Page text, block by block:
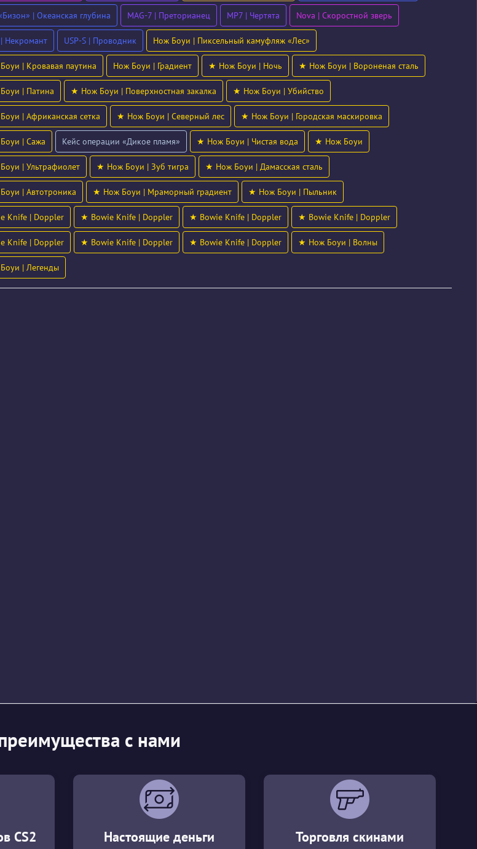
| Океанская глубина MAG-7 | Преторианец MP7 | Чертята Nova | Скоростной зверь
Некромант USP-S | Проводник Нож Боуи | Пиксельный камуфляж «Лес»
| Кровавая паутина Нож Боуи | Градиент ★ Нож Боуи | Ночь ★ Нож Боуи | Вороненая сталь
| Патина ★ Нож Боуи | Поверхностная закалка ★ Нож Боуи | Убийство
| Африканская сетка ★ Нож Боуи | Северный лес ★ Нож Боуи | Городская маскировка
| Сажа Кейс операции «Дикое пламя» ★ Нож Боуи | Чистая вода ★ Нож Боуи
| Ультрафиолет ★ Нож Боуи | Зуб тигра ★ Нож Боуи | Дамасская сталь
| Автотроника ★ Нож Боуи | Мраморный градиент ★ Нож Боуи | Пыльник
Knife | Doppler ★ Bowie Knife | Doppler ★ Bowie Knife | Doppler ★ Bowie Knife | Doppler
Knife | Doppler ★ Bowie Knife | Doppler ★ Bowie Knife | Doppler ★ Нож Боуи | Волны
| Легенды
с нами
CS2 Настоящие деньги Торговля скинами